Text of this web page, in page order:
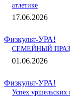
атлетике
17.06.2026
Физкульт-УРА!
СЕМЕЙНЫЙ
01.06.2026
Физкульт-УРА!
Успех